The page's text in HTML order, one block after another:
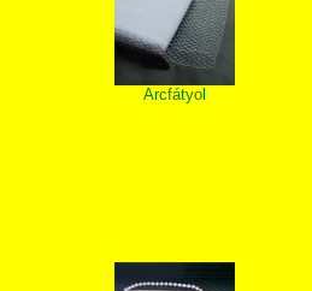
Arcfátyol